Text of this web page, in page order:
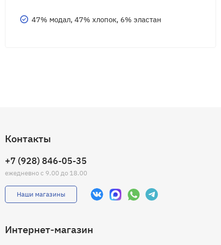
47% модал, 47% хлопок, 6% эластан
Контакты
+7 (928) 846-05-35
ежедневно с 9.00 до 18.00
Наши магазины
Интернет-магазин